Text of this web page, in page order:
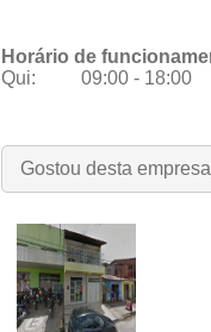
Horário de
Qui:
09:00 - 18:00
Qua:
09:00 - 18:00
Qui:
09:00 - 18:00
Sáb:
Fechado
Dom:
Fechado
Gostou desta